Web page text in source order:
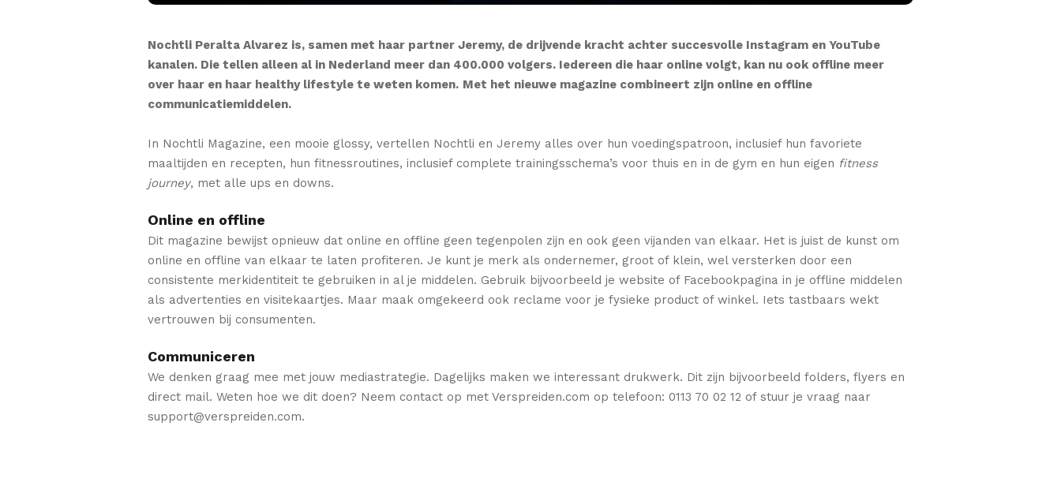
Nochtli Peralta Alvarez is, samen met haar partner Jeremy, de drijvende kracht achter succesvolle Instagram en YouTube
kanalen. Die tellen alleen al in Nederland meer dan 400.000 volgers. Iedereen die haar online volgt, kan nu ook offline meer
over haar en haar healthy lifestyle te weten komen. Met het nieuwe magazine combineert zijn online en offline
communicatiemiddelen.
In Nochtli Magazine, een mooie glossy, vertellen Nochtli en Jeremy alles over hun voedingspatroon, inclusief hun favoriete
maaltijden en recepten, hun fitnessroutines, inclusief complete trainingsschema’s voor thuis en in de gym en hun eigen fitness
journey, met alle ups en downs.
Online en offline
Dit magazine bewijst opnieuw dat online en offline geen tegenpolen zijn en ook geen vijanden van elkaar. Het is juist de kunst om
online en offline van elkaar te laten profiteren. Je kunt je merk als ondernemer, groot of klein, wel versterken door een
consistente merkidentiteit te gebruiken in al je middelen. Gebruik bijvoorbeeld je website of Facebookpagina in je offline middelen
als advertenties en visitekaartjes. Maar maak omgekeerd ook reclame voor je fysieke product of winkel. Iets tastbaars wekt
vertrouwen bij consumenten.
Communiceren
We denken graag mee met jouw mediastrategie. Dagelijks maken we interessant drukwerk. Dit zijn bijvoorbeeld folders, flyers en
direct mail. Weten hoe we dit doen? Neem contact op met Verspreiden.com op telefoon: 0113 70 02 12 of stuur je vraag naar
support@verspreiden.com.